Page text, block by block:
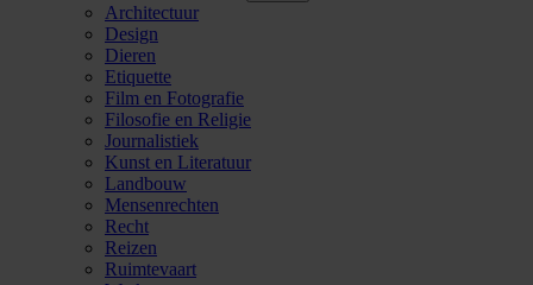
Architectuur
Design
Dieren
Etiquette
Film en Fotografie
Filosofie en Religie
Journalistiek
Kunst en Literatuur
Landbouw
Mensenrechten
Recht
Reizen
Ruimtevaart